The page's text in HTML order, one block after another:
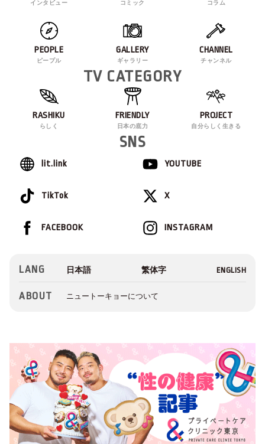
インタビュー コミック コラム
PEOPLE
ピープル
GALLERY
ギャラリー
CHANNEL
チャンネル
TV CATEGORY
RASHIKU
らしく
FRIENDLY
日本の底力
PROJECT
自分らしく生きる
SNS
lit.link YOUTUBE
TikTok X
INSTAGRAM
FACEBOOK
LANG
ABOUT ニュートーキョーについて